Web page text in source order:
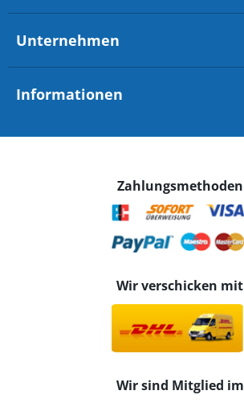
Unternehmen
Informationen
Zahlungsmethoden
Wir verschicken mit
Wir sind Mitglied im